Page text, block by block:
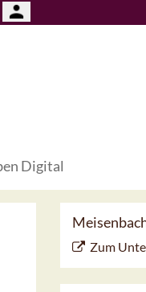
Digital
Zum